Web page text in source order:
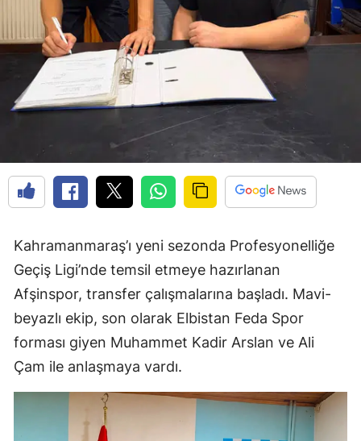
Kahramanmaraş’ı yeni sezonda Profesyonelliğe
Geçiş Ligi’nde temsil etmeye hazırlanan
Afşinspor, transfer çalışmalarına başladı. Mavi-
beyazlı ekip, son olarak Elbistan Feda Spor
forması giyen Muhammet Kadir Arslan ve Ali
Çam ile anlaşmaya vardı.